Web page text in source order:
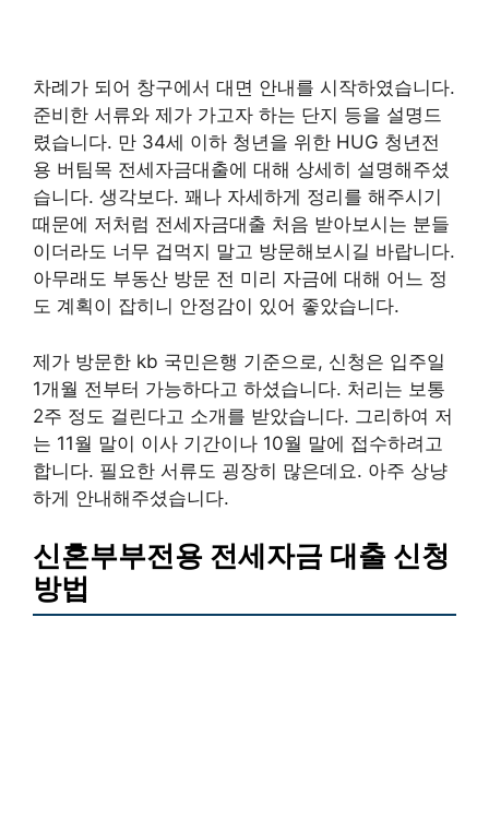
차례가 되어 창구에서 대면 안내를 시작하였습니다.
준비한 서류와 제가 가고자 하는 단지 등을 설명드
렸습니다. 만 34세 이하 청년을 위한 HUG 청년전
용 버팀목 전세자금대출에 대해 상세히 설명해주셨
습니다. 생각보다. 꽤나 자세하게 정리를 해주시기
때문에 저처럼 전세자금대출 처음 받아보시는 분들
이더라도 너무 겁먹지 말고 방문해보시길 바랍니다.
아무래도 부동산 방문 전 미리 자금에 대해 어느 정
도 계획이 잡히니 안정감이 있어 좋았습니다.
제가 방문한 kb 국민은행 기준으로, 신청은 입주일
1개월 전부터 가능하다고 하셨습니다. 처리는 보통
2주 정도 걸린다고 소개를 받았습니다. 그리하여 저
는 11월 말이 이사 기간이나 10월 말에 접수하려고
합니다. 필요한 서류도 굉장히 많은데요. 아주 상냥
하게 안내해주셨습니다.
신혼부부전용 전세자금 대출 신청
방법